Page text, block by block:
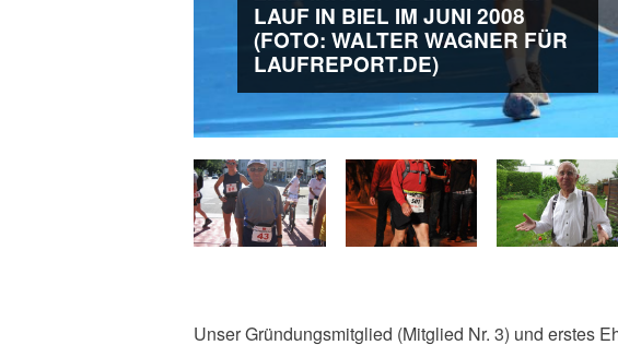
LAUF IN BIEL IM JUNI 2008
(FOTO: WALTER WAGNER FÜR
LAUFREPORT.DE)
Unser Gründungsmitglied (Mitglied Nr. 3) und erstes